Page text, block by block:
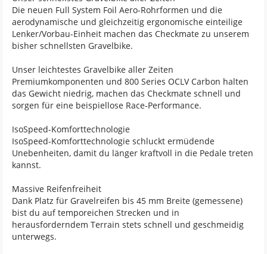
Die neuen Full System Foil Aero-Rohrformen und die
aerodynamische und gleichzeitig ergonomische einteilige
Lenker/Vorbau-Einheit machen das Checkmate zu unserem
bisher schnellsten Gravelbike.
Unser leichtestes Gravelbike aller Zeiten
Premiumkomponenten und 800 Series OCLV Carbon halten
das Gewicht niedrig, machen das Checkmate schnell und
sorgen für eine beispiellose Race-Performance.
IsoSpeed-Komforttechnologie
IsoSpeed-Komforttechnologie schluckt ermüdende
Unebenheiten, damit du länger kraftvoll in die Pedale treten
kannst.
Massive Reifenfreiheit
Dank Platz für Gravelreifen bis 45 mm Breite (gemessene)
bist du auf temporeichen Strecken und in
herausforderndem Terrain stets schnell und geschmeidig
unterwegs.